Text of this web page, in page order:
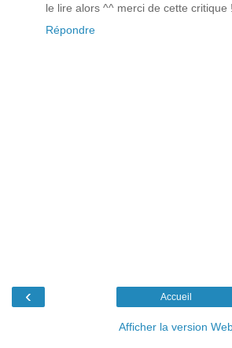
le lire alors ^^ merci de cette critique !
Répondre
‹ Accueil
Afficher la version